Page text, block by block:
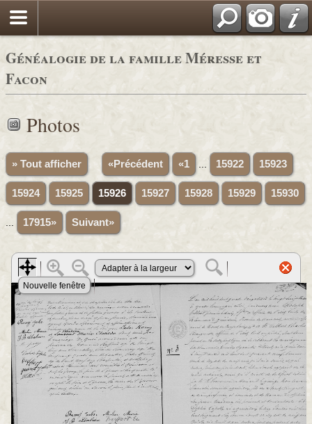
Généalogie de la famille Méresse et
Facon
Photos
» Tout afficher «Précédent «1 15922 15923
15924 15925 15926 15927 15928 15929 15930
17915» Suivant»